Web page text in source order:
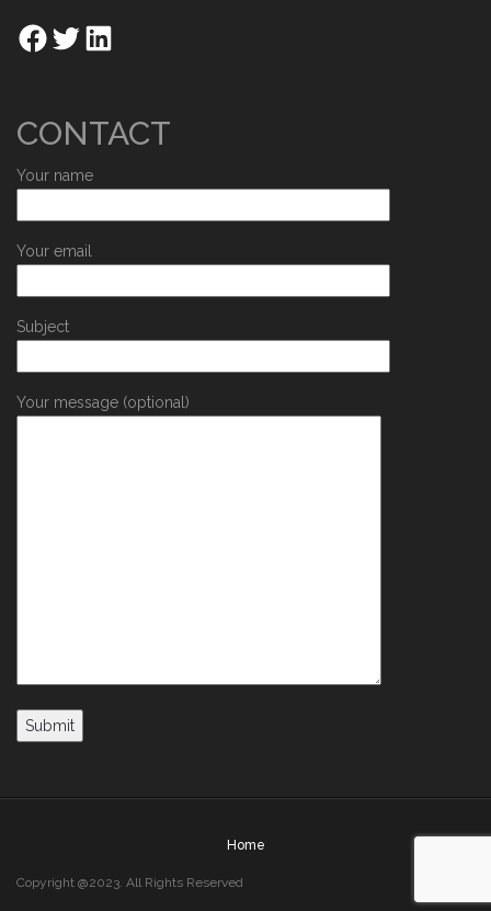
CONTACT
Your name
Your email
Subject
Your message (optional)
Home
Copyright @2023. All Rights Reserved